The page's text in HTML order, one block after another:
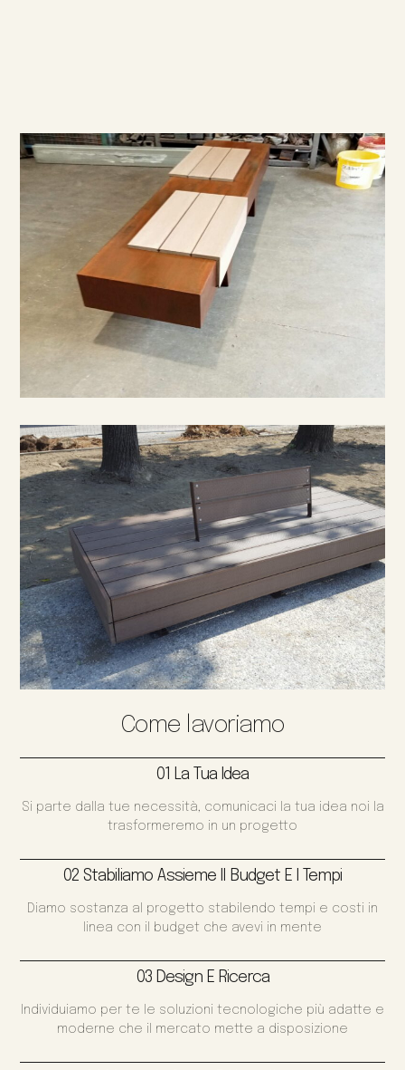
Come lavoriamo
01 La Tua Idea
Si parte dalla tue necessità, comunicaci la tua idea noi la
trasformeremo in un progetto
02 Stabiliamo Assieme Il Budget E I Tempi
Diamo sostanza al progetto stabilendo tempi e costi in
linea con il budget che avevi in mente
03 Design E Ricerca
Individuiamo per te le soluzioni tecnologiche più adatte e
moderne che il mercato mette a disposizione